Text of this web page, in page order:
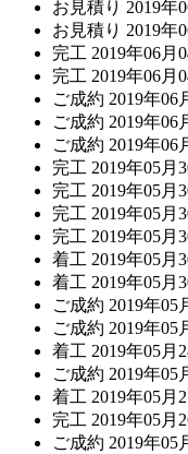
お見積り 2019年
お見積り 2019年
完工 2019年06月
完工 2019年06月
ご成約 2019年06
ご成約 2019年06
ご成約 2019年06
完工 2019年05月
完工 2019年05月
完工 2019年05月
完工 2019年05月
着工 2019年05月
着工 2019年05月
ご成約 2019年05
ご成約 2019年05
着工 2019年05月
ご成約 2019年05
着工 2019年05月
完工 2019年05月
ご成約 2019年05